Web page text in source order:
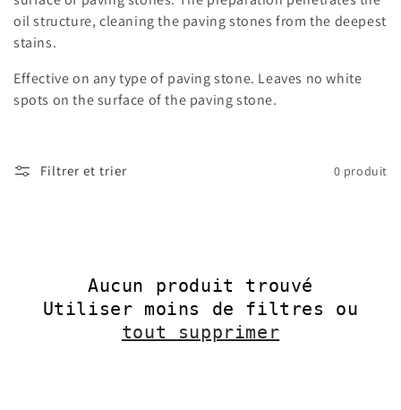
i
o
n
:
oil structure, cleaning the paving stones from the deepest
stains.
Effective on any type of paving stone. Leaves no white
spots on the surface of the paving stone.
Filtrer et trier 0 produit
Aucun produit trouvé
Utiliser moins de filtres ou
tout supprimer